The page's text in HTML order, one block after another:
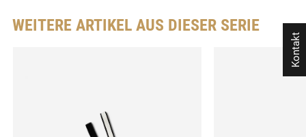
WEITERE ARTIKEL AUS DIESER SERIE
Kontakt